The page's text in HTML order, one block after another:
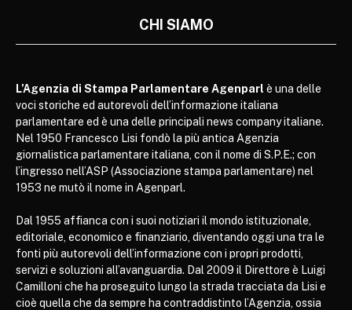
CHI SIAMO
L’Agenzia di Stampa Parlamentare Agenparl è una delle
voci storiche ed autorevoli dell’informazione italiana
parlamentare ed è una delle principali news company italiane.
Nel 1950 Francesco Lisi fondò la più antica Agenzia
giornalistica parlamentare italiana, con il nome di S.P.E.; con
l’ingresso nell’ASP (Associazione stampa parlamentare) nel
1953 ne mutò il nome in Agenparl.
Dal 1955 affianca con i suoi notiziari il mondo istituzionale,
editoriale, economico e finanziario, diventando oggi una tra le
fonti più autorevoli dell’informazione con i propri prodotti,
servizi e soluzioni all’avanguardia. Dal 2009 il Direttore è Luigi
Camilloni che ha proseguito lungo la strada tracciata da Lisi e
cioè quella che da sempre ha contraddistinto l’Agenzia, ossia